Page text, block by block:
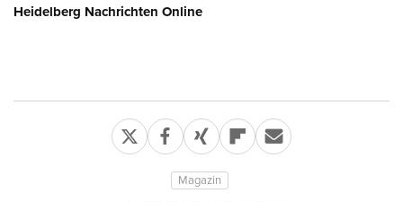
Heidelberg Nachrichten Online
Magazin